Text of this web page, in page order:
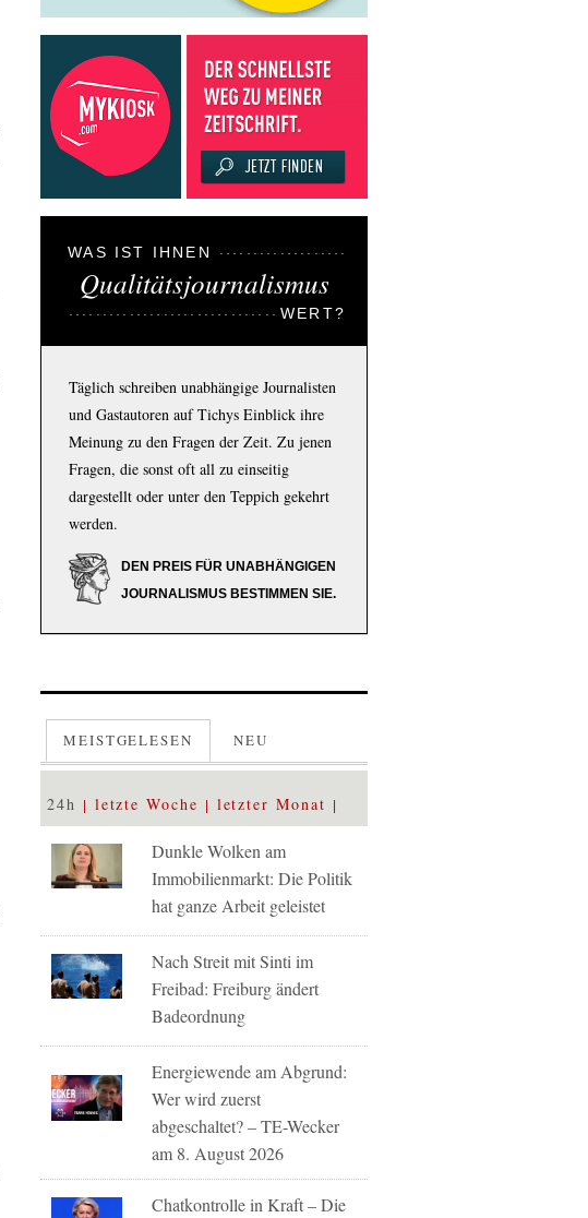
WAS IST IHNEN
Qualitätsjournalismus
WERT?
Täglich schreiben unabhängige Journalisten
und Gastautoren auf Tichys Einblick ihre
Meinung zu den Fragen der Zeit. Zu jenen
Fragen, die sonst oft all zu einseitig
dargestellt oder unter den Teppich gekehrt
werden.
DEN PREIS FÜR UNABHÄNGIGEN
JOURNALISMUS BESTIMMEN SIE.
MEISTGELESEN NEU
24h letzte Woche letzter Monat
Dunkle Wolken am
Immobilienmarkt: Die Politik
hat ganze Arbeit geleistet
Nach Streit mit Sinti im
Freibad: Freiburg ändert
Badeordnung
Energiewende am Abgrund:
Wer wird zuerst
abgeschaltet? – TE-Wecker
am 8. August 2026
Chatkontrolle in Kraft – Die